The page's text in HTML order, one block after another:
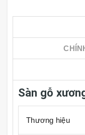
Sàn gỗ
Thương hiệu